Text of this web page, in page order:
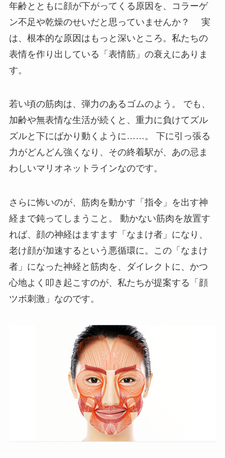
年齢とともに顔が下がってくる原因を、コラーゲ
ン不足や乾燥のせいだと思っていませんか？ 実
は、根本的な原因はもっと深いところ。私たちの
表情を作り出している「表情筋」の衰えにありま
す。
若い頃の筋肉は、弾力のあるゴムのよう。 でも、
加齢や無表情な生活が続くと、重力に負けてズル
ズルと下にばかり動くように……。 下に引っ張る
力がどんどん強くなり、その終着駅が、あの忌ま
わしいマリオネットラインなのです。
さらに怖いのが、筋肉を動かす「指令」を出す神
経まで鈍ってしまうこと。 動かない筋肉を放置す
れば、顔の神経はますます「なまけ者」になり、
老け顔が加速するという悪循環に。この「なまけ
者」になった神経と筋肉を、ダイレクトに、かつ
心地よく叩き起こすのが、私たちが提案する「顔
ツボ刺激」なのです。